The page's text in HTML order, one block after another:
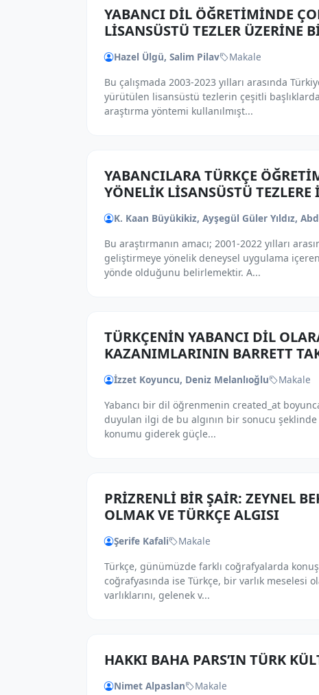
YABANCI DİL ÖĞRETİMİNDE
LİSANSÜSTÜ TEZLER ÜZERİNE
Hazel Ülgü, Salim Pilav
Makale
Bu çalışmada 2003-2023 yılları arasında
yürütülen lisansüstü tezlerin çeşitli başlıklarda
araştırma yöntemi kullanılmışt...
YABANCILARA TÜRKÇE
YÖNELİK LİSANSÜSTÜ
K. Kaan Büyükikiz, Ayşegül Güler Yıldız,
Bu araştırmanın amacı; 2001-2022 yılları
geliştirmeye yönelik deneysel uygulama
yönde olduğunu belirlemektir. A...
TÜRKÇENİN YABANCI DİL
KAZANIMLARININ BARRETT
İzzet Koyuncu, Deniz Melanlıoğlu
Makale
Yabancı bir dil öğrenmenin created_at
duyulan ilgi de bu algının bir sonucu
konumu giderek güçle...
PRİZRENLİ BİR ŞAİR: ZEYNEL
OLMAK VE TÜRKÇE ALGISI
Şerife Kafali
Makale
Türkçe, günümüzde farklı coğrafyalarda
coğrafyasında ise Türkçe, bir varlık meselesi
varlıklarını, gelenek v...
HAKKI BAHA PARS’IN TÜRK
Nimet Alpaslan
Makale